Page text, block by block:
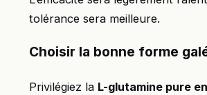
tolérance sera meilleure.
Choisir la bonne forme
Privilégiez la L-glutamine pure